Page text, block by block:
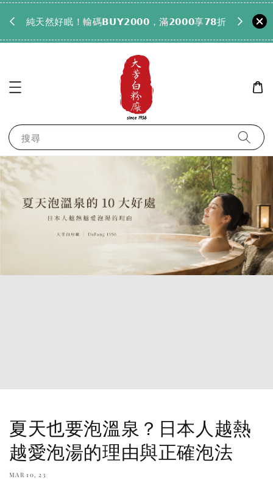
純天然好眠！輸碼𝗕𝗨𝗬𝟮𝟬𝟬𝟬，滿𝟮𝟬𝟬𝟬享𝟳𝟴折
搜尋
夏天也要泡溫泉？日本人越熱
越愛泡湯的理由與正確泡法
MAR 10, 23